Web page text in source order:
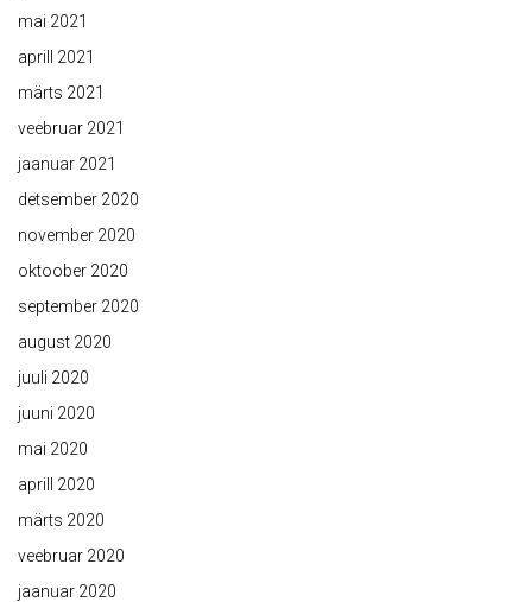
mai 2021
aprill 2021
märts 2021
veebruar 2021
jaanuar 2021
detsember 2020
november 2020
oktoober 2020
september 2020
august 2020
juuli 2020
juuni 2020
mai 2020
aprill 2020
märts 2020
veebruar 2020
jaanuar 2020